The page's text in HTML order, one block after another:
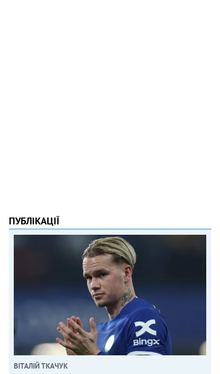
ПУБЛІКАЦІЇ
ВІТАЛІЙ ТКАЧУК